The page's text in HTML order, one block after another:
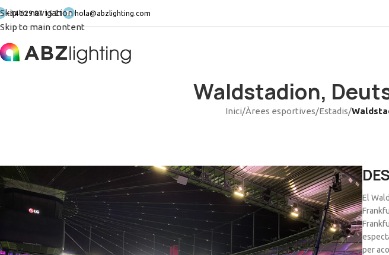
Skip to navigation
Skip to main content
+34 629 87 15 21 hola@abzlighting.com
Waldstadion,
Inici/Àrees esportives/Estadis/
El
per